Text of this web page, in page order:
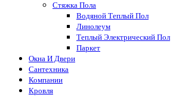
Стяжка Пола
Водяной Теплый Пол
Линолеум
Теплый Электрический Пол
Паркет
Окна И Двери
Сантехника
Компании
Кровля